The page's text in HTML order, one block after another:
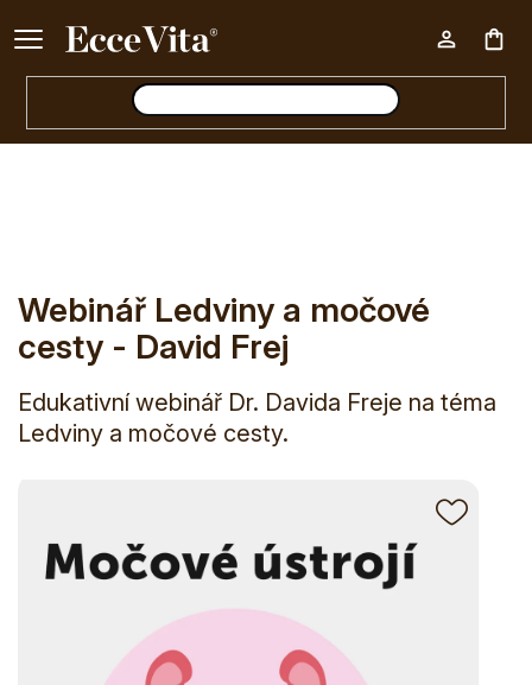
Ke každému nákupu nad 500 Kč dárek zdarma 📦
E-shop Webinář Ledviny a močové cesty - David Frej
Webinář Ledviny a močové
cesty - David Frej
Edukativní webinář Dr. Davida Freje na téma
Ledviny a močové cesty.